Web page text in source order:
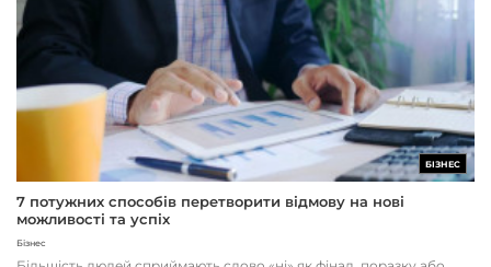
БІЗНЕС
7 потужних способів перетворити відмову на нові
можливості та успіх
Бізнес